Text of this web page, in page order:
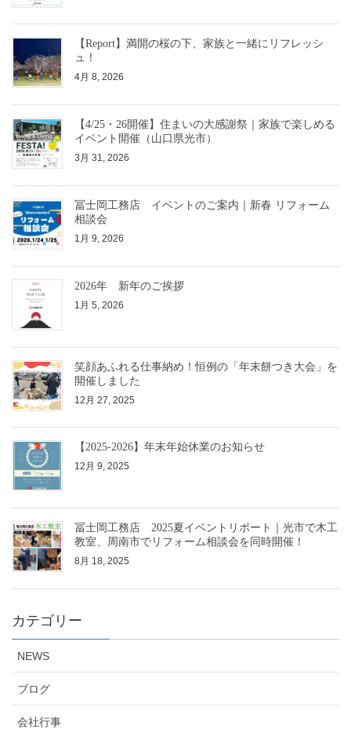
【Report】満開の桜の下、家族と一緒にリフレッシ
ュ！
4月 8, 2026
【4/25・26開催】住まいの大感謝祭｜家族で楽しめる
イベント開催（山口県光市）
3月 31, 2026
冨士岡工務店 イベントのご案内｜新春 リフォーム
相談会
1月 9, 2026
2026年 新年のご挨拶
1月 5, 2026
笑顔あふれる仕事納め！恒例の「年末餅つき大会」を
開催しました
12月 27, 2025
【2025-2026】年末年始休業のお知らせ
12月 9, 2025
冨士岡工務店 2025夏イベントリポート｜光市で木工
教室、周南市でリフォーム相談会を同時開催！
8月 18, 2025
カテゴリー
NEWS
ブログ
会社行事